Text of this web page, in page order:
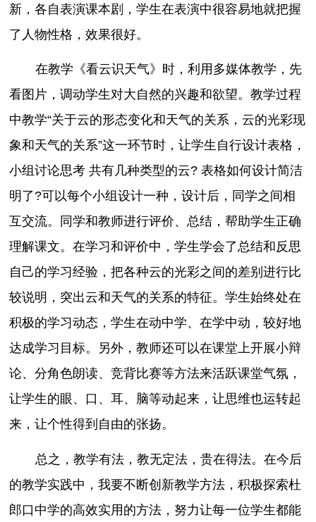
新，各自表演课本剧，学生在表演中很容易地就把握
了人物性格，效果很好。
在教学《看云识天气》时，利用多媒体教学，先
看图片，调动学生对大自然的兴趣和欲望。教学过程
中教学“关于云的形态变化和天气的关系，云的光彩现
象和天气的关系”这一环节时，让学生自行设计表格，
小组讨论思考 共有几种类型的云? 表格如何设计简洁
明了?可以每个小组设计一种，设计后，同学之间相
互交流。同学和教师进行评价、总结，帮助学生正确
理解课文。在学习和评价中，学生学会了总结和反思
自己的学习经验，把各种云的光彩之间的差别进行比
较说明，突出云和天气的关系的特征。学生始终处在
积极的学习动态，学生在动中学、在学中动，较好地
达成学习目标。另外，教师还可以在课堂上开展小辩
论、分角色朗读、竞背比赛等方法来活跃课堂气氛，
让学生的眼、口、耳、脑等动起来，让思维也运转起
来，让个性得到自由的张扬。
总之，教学有法，教无定法，贵在得法。在今后
的教学实践中，我要不断创新教学方法，积极探索杜
郎口中学的高效实用的方法，努力让每一位学生都能